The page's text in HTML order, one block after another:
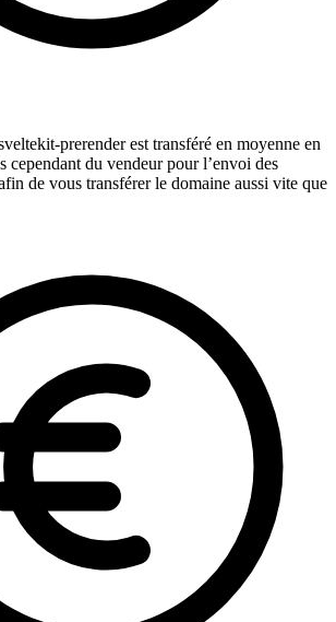
prerender est transféré en moyenne en
cependant du vendeur pour l’envoi des
de vous transférer le domaine aussi vite que